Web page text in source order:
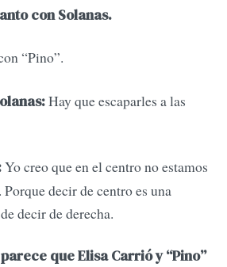
con Solanas.
“Pino”.
Hay que escaparles a las
Yo creo que en el centro no estamos
decir de centro es una
decir de derecha.
que Elisa Carrió y “Pino”